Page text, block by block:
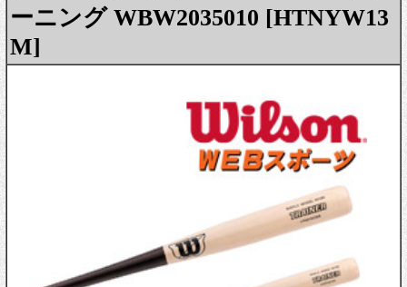
ーニング WBW2035010 [HTNYW13
M]